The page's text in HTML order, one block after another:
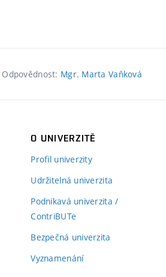
Odpovědnost: Mgr. Marta Vaňková
O UNIVERZITĚ
Profil univerzity
Udržitelná univerzita
Podnikavá univerzita /
ContriBUTe
Bezpečná univerzita
Vyznamenání